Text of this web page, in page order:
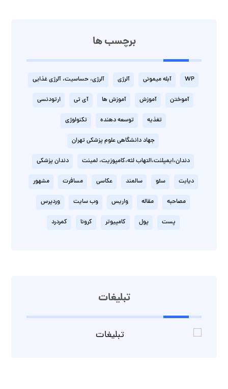
برچسب ها
WP آبله میمونی آلرژی آلرژی، حساسیت، آلرژی غذایی
آموختن آموزش آموزش ها آی تی ارتودنسی
تغذیه توسعه دهنده تکنولوژی
جهاد دانشگاهی علوم پزشکی تهران
دندان،ایمپلنت،التهاب لثه،کامپوزیت، لمینت دندان پزشکی
دیابت سئو سالمند عکاسی مسافرت مشهور
مصاحبه مقاله واریس وب سایت وردپرس
پست پول کامپیوتر کرونا کمردرد
تبلیغات